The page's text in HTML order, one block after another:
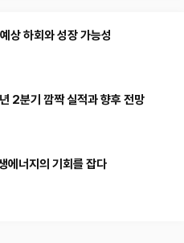
상 하회와 성장 가능성
2분기 깜짝 실적과 향후 전망
에너지의 기회를 잡다